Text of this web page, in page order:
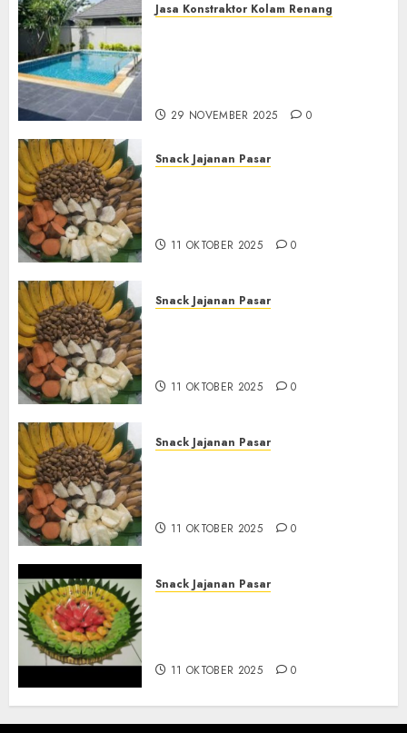
Jasa Konstraktor Kolam Renang
29 NOVEMBER 2025 0
Snack Jajanan Pasar
11 OKTOBER 2025 0
Snack Jajanan Pasar
11 OKTOBER 2025 0
Snack Jajanan Pasar
11 OKTOBER 2025 0
Snack Jajanan Pasar
11 OKTOBER 2025 0